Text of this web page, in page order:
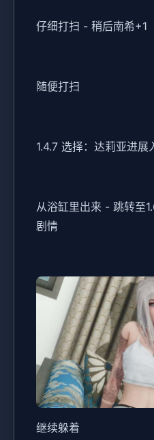
仔细打扫 - 稍后南希+1
随便打扫
1.4.7 选择：达莉亚进展
从浴缸里出来 - 跳转至
剧情
继续躲着